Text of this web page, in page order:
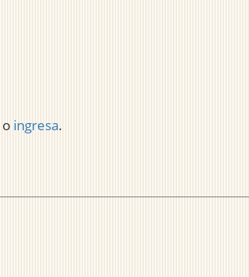
o ingresa.